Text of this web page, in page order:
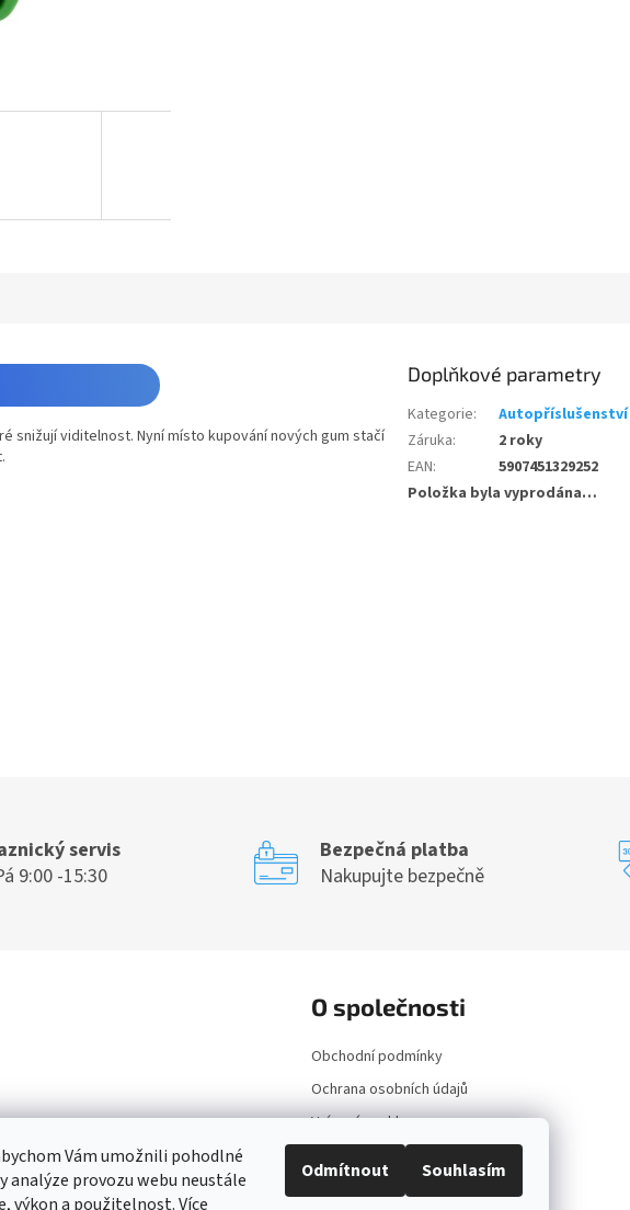
Vám umožnili pohodlné
analýze provozu webu neustále
výkon a použitelnost.Více
Odmítnout Souhlasím
snižují viditelnost. Nyní místo kupování nových gum stačí
Doplňkové parametry
Kategorie:
Autopříslušenství
Záruka:
2 roky
EAN:
5907451329252
Položka byla vyprodána…
servis
9:00 -15:30
Bezpečná platba
Nakupujte bezpečně
O společnosti
Obchodní podmínky
Ochrana osobních údajů
Vrácení a reklamace